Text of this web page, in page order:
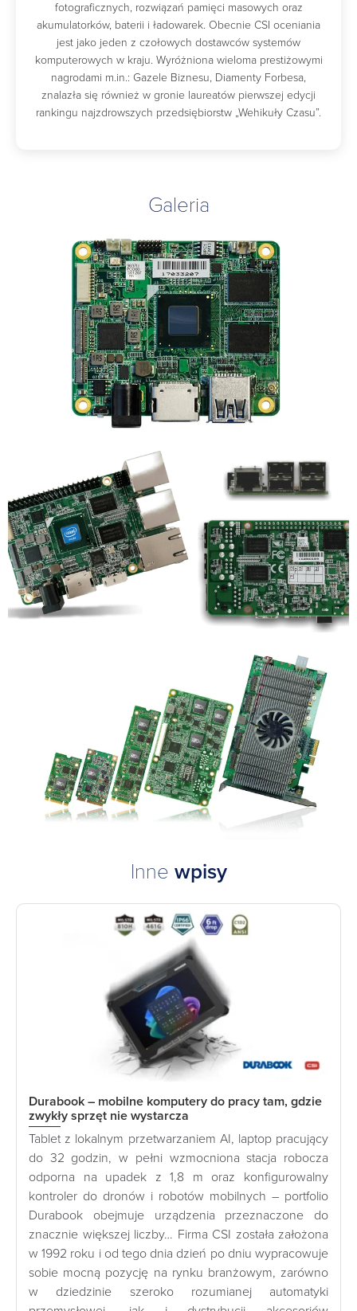
fotograficznych, rozwiązań pamięci masowych oraz
akumulatorków, baterii i ładowarek. Obecnie CSI oceniania
jest jako jeden z czołowych dostawców systemów
komputerowych w kraju. Wyróżniona wieloma prestiżowymi
nagrodami m.in.: Gazele Biznesu, Diamenty Forbesa,
znalazła się również w gronie laureatów pierwszej edycji
rankingu najzdrowszych przedsiębiorstw „Wehikuły Czasu”.
Galeria
Inne wpisy
Durabook – mobilne komputery do pracy tam, gdzie
zwykły sprzęt nie wystarcza
Tablet z lokalnym przetwarzaniem AI, laptop pracujący
do 32 godzin, w pełni wzmocniona stacja robocza
odporna na upadek z 1,8 m oraz konfigurowalny
kontroler do dronów i robotów mobilnych – portfolio
Durabook obejmuje urządzenia przeznaczone do
znacznie większej liczby… Firma CSI została założona
w 1992 roku i od tego dnia dzień po dniu wypracowuje
sobie mocną pozycję na rynku branżowym, zarówno
w dziedzinie szeroko rozumianej automatyki